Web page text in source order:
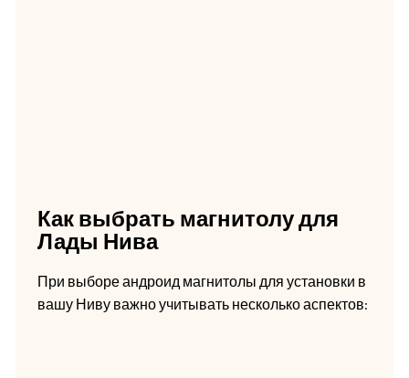
Как выбрать магнитолу для
Лады Нива
При выборе андроид магнитолы для установки в
вашу Ниву важно учитывать несколько аспектов: